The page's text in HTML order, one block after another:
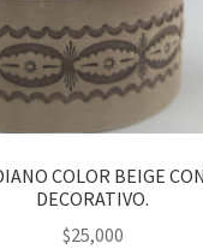
COLOR BEIGE
DECORATIVO.
$25,000